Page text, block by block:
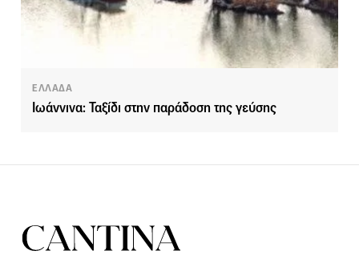
ΕΛΛΑΔΑ
Ιωάννινα: Ταξίδι στην παράδοση της γεύσης